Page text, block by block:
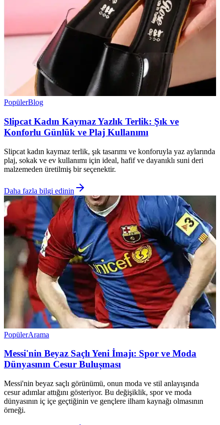
PopülerBlog
Slipcat Kadın Kaymaz Yazlık Terlik: Şık ve
Konforlu Günlük ve Plaj Kullanımı
Slipcat kadın kaymaz terlik, şık tasarımı ve konforuyla yaz aylarında
plaj, sokak ve ev kullanımı için ideal, hafif ve dayanıklı suni deri
malzemeden üretilmiş bir seçenektir.
Daha fazla bilgi edinin
PopülerArama
Messi'nin Beyaz Saçlı Yeni İmajı: Spor ve Moda
Dünyasının Cesur Buluşması
Messi'nin beyaz saçlı görünümü, onun moda ve stil anlayışında
cesur adımlar attığını gösteriyor. Bu değişiklik, spor ve moda
dünyasının iç içe geçtiğinin ve gençlere ilham kaynağı olmasının
örneği.